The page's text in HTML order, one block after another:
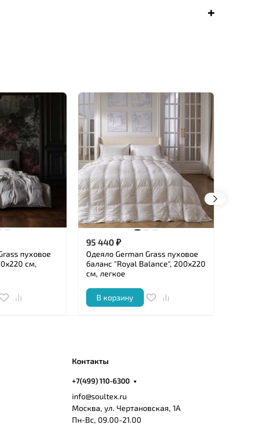
пуховое
см,
95 440₽
Одеяло German Grass пуховое
баланс "Royal Balance", 200x220
см, легкое
В корзину
Контакты
+7(499) 110-6300
info@soultex.ru
Москва, ул. Чертановская, 1А
Пн-Вс, 09.00-21.00